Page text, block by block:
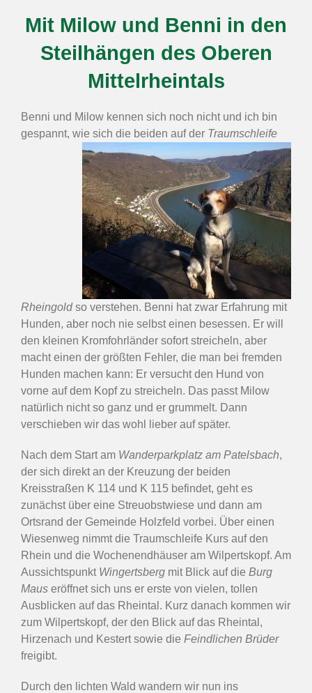
Mit Milow und Benni in den
Steilhängen des Oberen
Mittelrheintals
Benni und Milow kennen sich noch nicht und ich bin
gespannt, wie sich die beiden auf der Traumschleife
Rheingoldso verstehen. Benni hat zwar Erfahrung mit
Hunden, aber noch nie selbst einen besessen. Er will
den kleinen Kromfohrländer sofort streicheln, aber
macht einen der größten Fehler, die man bei fremden
Hunden machen kann: Er versucht den Hund von
vorne auf dem Kopf zu streicheln. Das passt Milow
natürlich nicht so ganz und er grummelt. Dann
verschieben wir das wohl lieber auf später.
Nach dem Start am Wanderparkplatz am Patelsbach,
der sich direkt an der Kreuzung der beiden
Kreisstraßen K 114 und K 115 befindet, geht es
zunächst über eine Streuobstwiese und dann am
Ortsrand der Gemeinde Holzfeld vorbei. Über einen
Wiesenweg nimmt die Traumschleife Kurs auf den
Rhein und die Wochenendhäuser am Wilpertskopf. Am
Aussichtspunkt Wingertsberg mit Blick auf die Burg
Maus eröffnet sich uns er erste von vielen, tollen
Ausblicken auf das Rheintal. Kurz danach kommen wir
zum Wilpertskopf, der den Blick auf das Rheintal,
Hirzenach und Kestert sowie die Feindlichen Brüder
freigibt.
Durch den lichten Wald wandern wir nun ins